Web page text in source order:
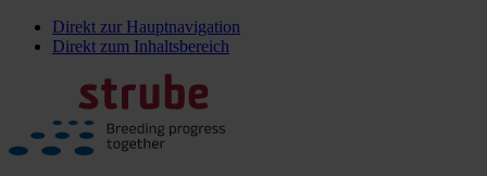
Direkt zur Hauptnavigation
Direkt zum Inhaltsbereich